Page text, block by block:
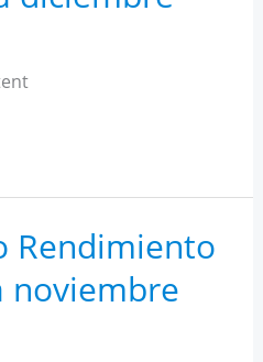
Rendimiento
noviembre